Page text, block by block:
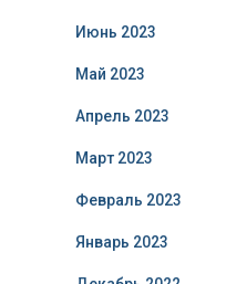
Июнь 2023
Май 2023
Апрель 2023
Март 2023
Февраль 2023
Январь 2023